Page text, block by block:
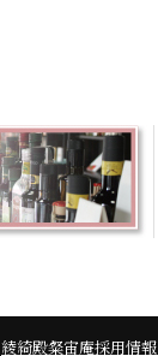
綾綺殿粲宙庵採用情報